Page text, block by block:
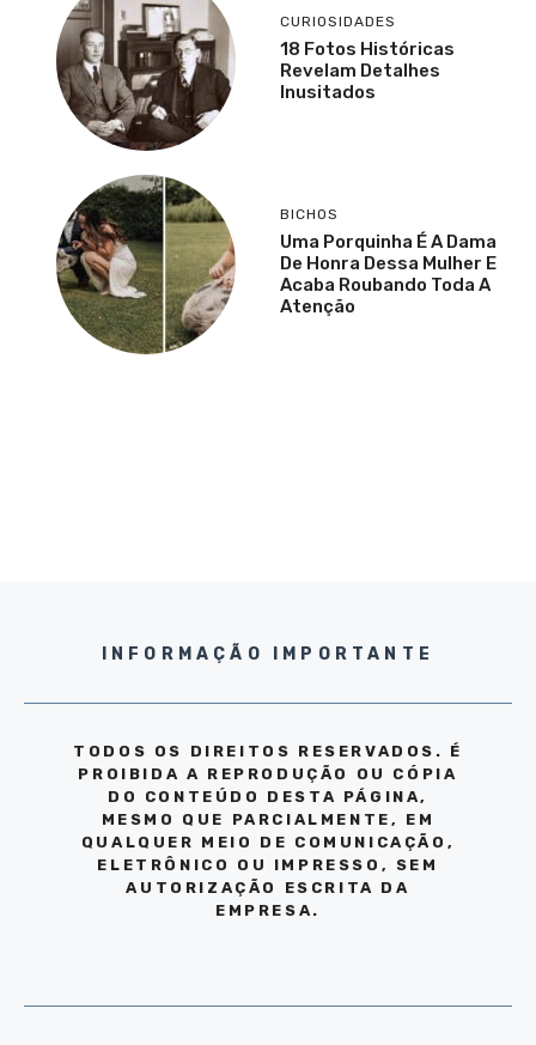
CURIOSIDADES
18 Fotos Históricas
Revelam Detalhes
Inusitados
BICHOS
Uma Porquinha É A Dama
De Honra Dessa Mulher E
Acaba Roubando Toda A
Atenção
INFORMAÇÃO IMPORTANTE
TODOS OS DIREITOS RESERVADOS. É
PROIBIDA A REPRODUÇÃO OU CÓPIA
DO CONTEÚDO DESTA PÁGINA,
MESMO QUE PARCIALMENTE, EM
QUALQUER MEIO DE COMUNICAÇÃO,
ELETRÔNICO OU IMPRESSO, SEM
AUTORIZAÇÃO ESCRITA DA
EMPRESA.